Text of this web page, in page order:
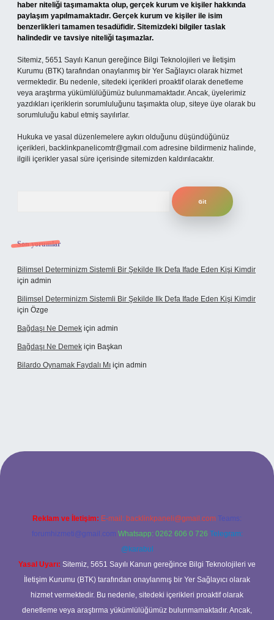
haber niteliği taşımamakta olup, gerçek kurum ve kişiler hakkında
paylaşım yapılmamaktadır. Gerçek kurum ve kişiler ile isim
benzerlikleri tamamen tesadüfidir. Sitemizdeki bilgiler taslak
halindedir ve tavsiye niteliği taşımazlar.
Sitemiz, 5651 Sayılı Kanun gereğince Bilgi Teknolojileri ve İletişim
Kurumu (BTK) tarafından onaylanmış bir Yer Sağlayıcı olarak hizmet
vermektedir. Bu nedenle, sitedeki içerikleri proaktif olarak denetleme
veya araştırma yükümlülüğümüz bulunmamaktadır. Ancak, üyelerimiz
yazdıkları içeriklerin sorumluluğunu taşımakta olup, siteye üye olarak bu
sorumluluğu kabul etmiş sayılırlar.
Hukuka ve yasal düzenlemelere aykırı olduğunu düşündüğünüz
içerikleri, backlinkpanelicomtr@gmail.com adresine bildirmeniz halinde,
ilgili içerikler yasal süre içerisinde sitemizden kaldırılacaktır.
Son yorumlar
Bilimsel Determinizm Sistemli Bir Şekilde Ilk Defa Ifade Eden Kişi Kimdir
için admin
Bilimsel Determinizm Sistemli Bir Şekilde Ilk Defa Ifade Eden Kişi Kimdir
için Özge
Bağdaşı Ne Demek için admin
Bağdaşı Ne Demek için Başkan
Bilardo Oynamak Faydalı Mı için admin
bahis sitesi
Reklam ve İletişim: E-mail: backlinkpaneli@gmail.com Teams:
forumhizmeti@gmail.com Whatsapp: 0262 606 0 726 Telegram:
@karabul
Yasal Uyarı: Sitemiz, 5651 Sayılı Kanun gereğince Bilgi Teknolojileri ve
İletişim Kurumu (BTK) tarafından onaylanmış bir Yer Sağlayıcı olarak
hizmet vermektedir. Bu nedenle, sitedeki içerikleri proaktif olarak
denetleme veya araştırma yükümlülüğümüz bulunmamaktadır. Ancak,